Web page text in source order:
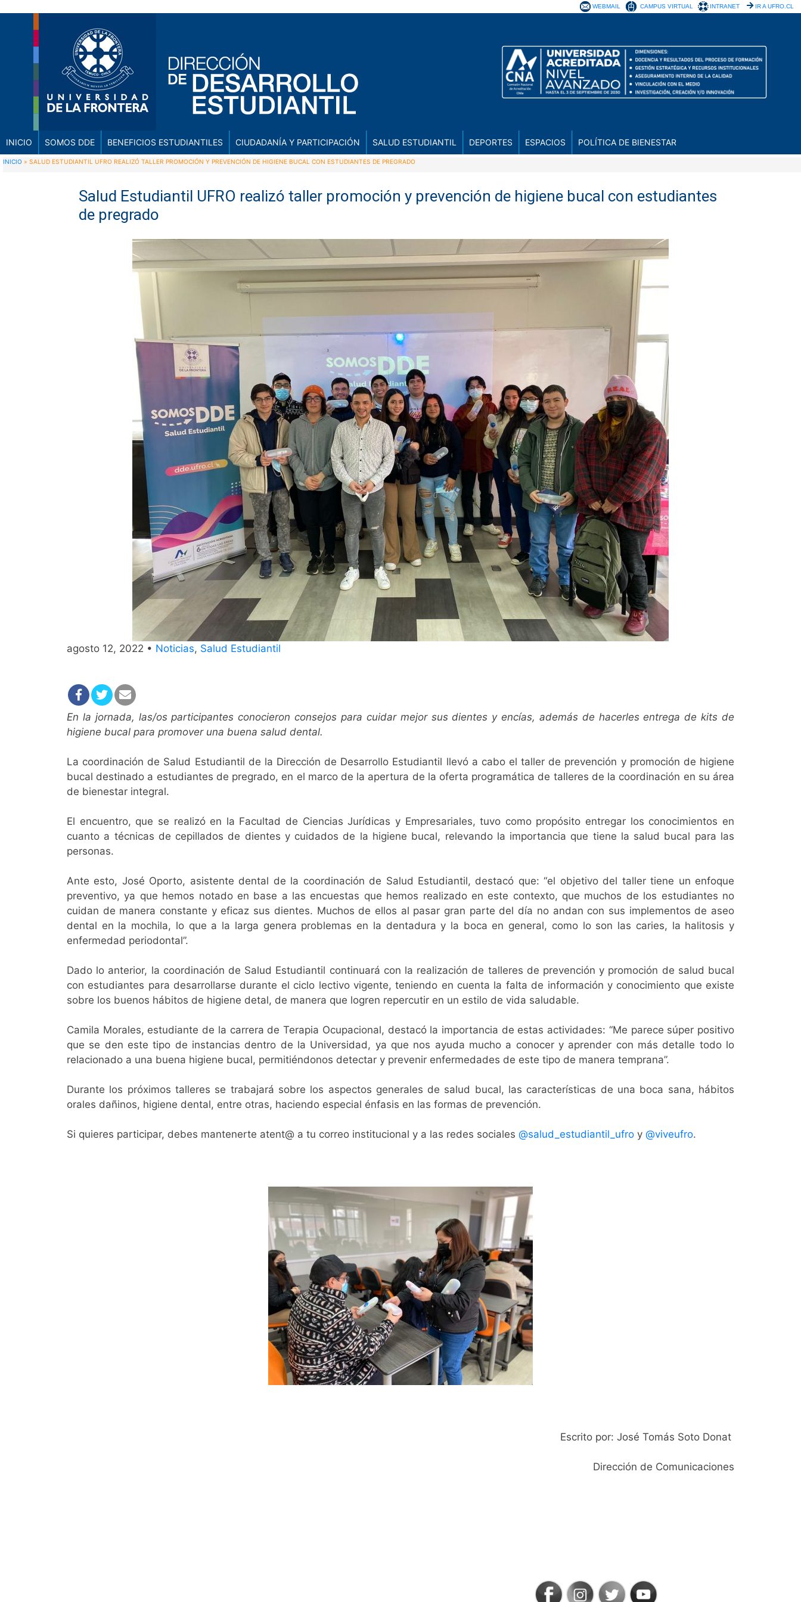
WEBMAIL CAMPUS VIRTUAL INTRANET IR A UFRO.CL
INICIO SOMOS DDE BENEFICIOS ESTUDIANTILES CIUDADANÍA Y PARTICIPACIÓN SALUD ESTUDIANTIL DEPORTES ESPACIOS POLÍTICA DE BIENESTAR
INICIO » SALUD ESTUDIANTIL UFRO REALIZÓ TALLER PROMOCIÓN Y PREVENCIÓN DE HIGIENE BUCAL CON ESTUDIANTES DE PREGRADO
Salud Estudiantil UFRO realizó taller promoción y prevención de higiene bucal con estudiantes
de pregrado
agosto 12, 2022 • Noticias, Salud Estudiantil
En la jornada, las/os participantes conocieron consejos para cuidar mejor sus dientes y encías, además de hacerles entrega de kits de
higiene bucal para promover una buena salud dental.
La coordinación de Salud Estudiantil de la Dirección de Desarrollo Estudiantil llevó a cabo el taller de prevención y promoción de higiene
bucal destinado a estudiantes de pregrado, en el marco de la apertura de la oferta programática de talleres de la coordinación en su área
de bienestar integral.
El encuentro, que se realizó en la Facultad de Ciencias Jurídicas y Empresariales, tuvo como propósito entregar los conocimientos en
cuanto a técnicas de cepillados de dientes y cuidados de la higiene bucal, relevando la importancia que tiene la salud bucal para las
personas.
Ante esto, José Oporto, asistente dental de la coordinación de Salud Estudiantil, destacó que: “el objetivo del taller tiene un enfoque
preventivo, ya que hemos notado en base a las encuestas que hemos realizado en este contexto, que muchos de los estudiantes no
cuidan de manera constante y eficaz sus dientes. Muchos de ellos al pasar gran parte del día no andan con sus implementos de aseo
dental en la mochila, lo que a la larga genera problemas en la dentadura y la boca en general, como lo son las caries, la halitosis y
enfermedad periodontal”.
Dado lo anterior, la coordinación de Salud Estudiantil continuará con la realización de talleres de prevención y promoción de salud bucal
con estudiantes para desarrollarse durante el ciclo lectivo vigente, teniendo en cuenta la falta de información y conocimiento que existe
sobre los buenos hábitos de higiene detal, de manera que logren repercutir en un estilo de vida saludable.
Camila Morales, estudiante de la carrera de Terapia Ocupacional, destacó la importancia de estas actividades: “Me parece súper positivo
que se den este tipo de instancias dentro de la Universidad, ya que nos ayuda mucho a conocer y aprender con más detalle todo lo
relacionado a una buena higiene bucal, permitiéndonos detectar y prevenir enfermedades de este tipo de manera temprana”.
Durante los próximos talleres se trabajará sobre los aspectos generales de salud bucal, las características de una boca sana, hábitos
orales dañinos, higiene dental, entre otras, haciendo especial énfasis en las formas de prevención.
Si quieres participar, debes mantenerte atent@ a tu correo institucional y a las redes sociales @salud_estudiantil_ufro y @viveufro.
Escrito por: José Tomás Soto Donat
Dirección de Comunicaciones